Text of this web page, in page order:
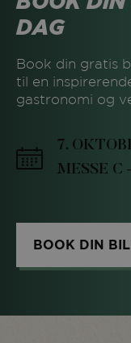
DAG
Book din gratis
til en
gastronomi og
7.
MESSE C
BOOK DIN